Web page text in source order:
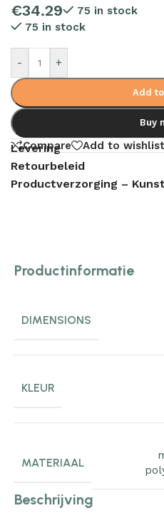
€34.29
75 in stock
75 in stock
- +
Add
Buy
Compare Add to wishlist
Levering
Retourbeleid
Productverzorging –
Productinformatie
DIMENSIONS
KLEUR
MATERIAAL
Beschrijving